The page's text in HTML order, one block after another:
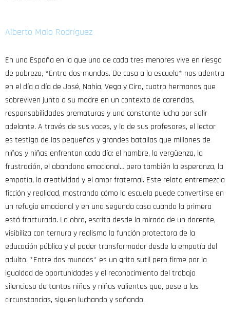
Alberto Malo Rodríguez
En una España en la que uno de cada tres menores vive en riesgo
de pobreza, *Entre dos mundos. De casa a la escuela* nos adentra
en el día a día de José, Nahia, Vega y Ciro, cuatro hermanos que
sobreviven junto a su madre en un contexto de carencias,
responsabilidades prematuras y una constante lucha por salir
adelante. A través de sus voces, y la de sus profesores, el lector
es testigo de las pequeñas y grandes batallas que millones de
niños y niñas enfrentan cada día: el hambre, la vergüenza, la
frustración, el abandono emocional… pero también la esperanza, la
empatía, la creatividad y el amor fraternal. Este relato entremezcla
ficción y realidad, mostrando cómo la escuela puede convertirse en
un refugio emocional y en una segunda casa cuando la primera
está fracturada. La obra, escrita desde la mirada de un docente,
visibiliza con ternura y realismo la función protectora de la
educación pública y el poder transformador desde la empatía del
adulto. *Entre dos mundos* es un grito sutil pero firme por la
igualdad de oportunidades y el reconocimiento del trabajo
silencioso de tantos niños y niñas valientes que, pese a las
circunstancias, siguen luchando y soñando.